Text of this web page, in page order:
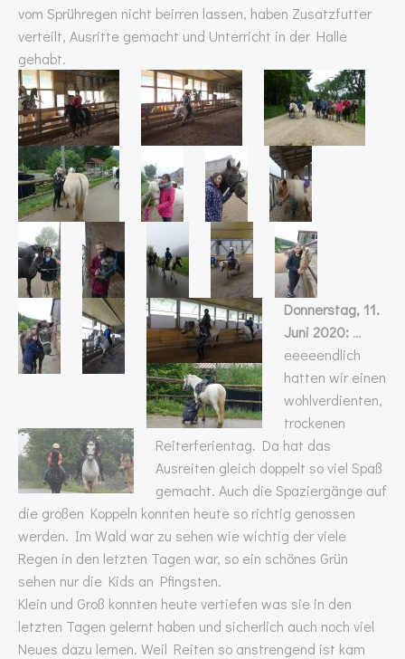
vom Sprühregen nicht beirren lassen, haben Zusatzfutter
verteilt, Ausritte gemacht und Unterricht in der Halle
gehabt.
Donnerstag, 11.
Juni 2020: …
eeeeendlich
hatten wir einen
wohlverdienten,
trockenen
Reiterferientag. Da hat das
Ausreiten gleich doppelt so viel Spaß
gemacht. Auch die Spaziergänge auf
die großen Koppeln konnten heute so richtig genossen
werden. Im Wald war zu sehen wie wichtig der viele
Regen in den letzten Tagen war, so ein schönes Grün
sehen nur die Kids an Pfingsten.
Klein und Groß konnten heute vertiefen was sie in den
letzten Tagen gelernt haben und sicherlich auch noch viel
Neues dazu lernen. Weil Reiten so anstrengend ist kam